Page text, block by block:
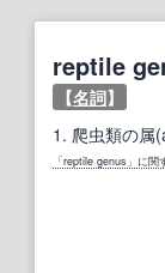
reptile
【名詞】
1. 爬虫類の属
「reptile genus」に関